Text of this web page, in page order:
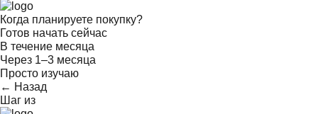
Когда планируете покупку?
Готов начать сейчас
В течение месяца
Через 1–3 месяца
Просто изучаю
← Назад
Шаг из